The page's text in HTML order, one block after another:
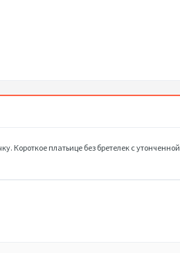
Короткое платьице без бретелек с утонченной